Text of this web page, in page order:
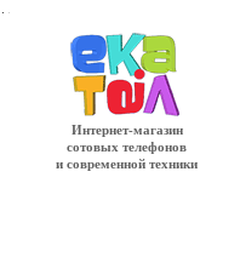
Интернет-магазин
сотовых телефонов
и современной техники